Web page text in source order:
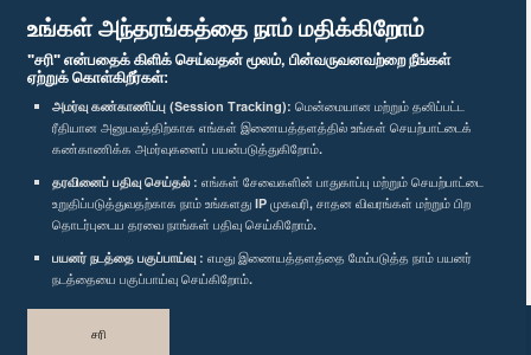
உங்கள் அந்தரங்கத்தை நாம் மதிக்கிறோம்
"சரி" என்பதைக் கிளிக் செய்வதன் மூலம், பின்வருவனவற்றை நீங்கள்
ஏற்றுக் கொள்கிறீர்கள்:
அமர்வு கண்காணிப்பு (Session Tracking): மென்மையான மற்றும் தனிப்பட்ட
ரீதியான அனுபவத்திற்காக எங்கள் இணையத்தளத்தில் உங்கள் செயற்பாட்டைக்
கண்காணிக்க அமர்வுகளைப் பயன்படுத்துகிறோம்.
தரவினைப் பதிவு செய்தல் : எங்கள் சேவைகளின் பாதுகாப்பு மற்றும் செயற்பாட்டை
உறுதிப்படுத்துவதற்காக நாம் உங்களது IP முகவரி, சாதன விவரங்கள் மற்றும் பிற
தொடர்புடைய தரவை நாங்கள் பதிவு செய்கிறோம்.
பயனர் நடத்தை பகுப்பாய்வு : எமது இணையத்தளத்தை மேம்படுத்த நாம் பயனர்
நடத்தையை பகுப்பாய்வு செய்கிறோம்.
சரி
எம்மை பின்தொடர்க :
விருதுகள்
தனியுரிமைக் கொள்கை